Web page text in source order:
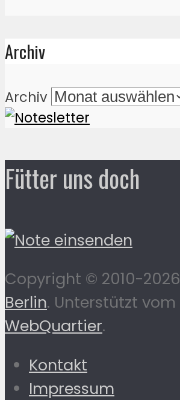
Archiv
Archiv
Fütter uns doch
Copyright © 2010-2026
Berlin. Unterstützt vom
WebQuartier.
Kontakt
Impressum